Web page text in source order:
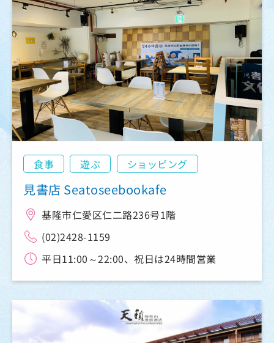
食事 遊ぶ ショッピング
見書店 Seatoseebookafe
基隆市仁愛区仁二路236号1階
(02)2428-1159
平日11:00～22:00、祝日は24時間営業